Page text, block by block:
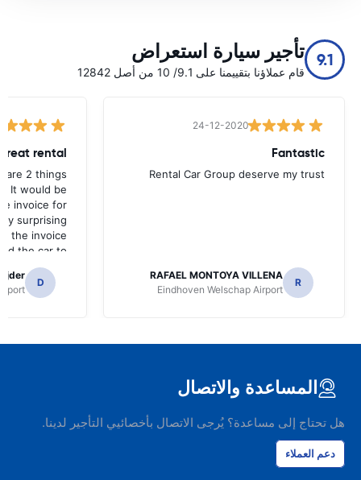
9.1 تأجير سيارة استعراض
قام عملاؤنا بتقييمنا على 9.1/ 10 من أصل 12842
24-12-2020
Fantastic
Rental Car Group deserve my trust
R
RAFAEL MONTOYA VILLENA
Eindhoven Welschap Airport
rental
are 2 things
It would be
invoice for
surprising
the invoice
the car to
the lady at
the car
and after
light but it
(I'm in Hertz
D
المساعدة والاتصال
هل تحتاج إلى مساعدة؟ يُرجى الاتصال بأخصائيي التأجير لدينا.
دعم العملاء